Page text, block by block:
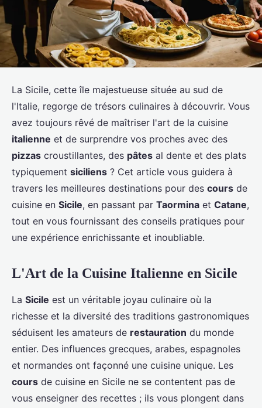
La Sicile, cette île majestueuse située au sud de
l'Italie, regorge de trésors culinaires à découvrir. Vous
avez toujours rêvé de maîtriser l'art de la cuisine
italienne et de surprendre vos proches avec des
pizzas croustillantes, des pâtes al dente et des plats
typiquement siciliens ? Cet article vous guidera à
travers les meilleures destinations pour des cours de
cuisine en Sicile, en passant par Taormina et Catane,
tout en vous fournissant des conseils pratiques pour
une expérience enrichissante et inoubliable.
L'Art de la Cuisine Italienne en Sicile
La Sicile est un véritable joyau culinaire où la
richesse et la diversité des traditions gastronomiques
séduisent les amateurs de restauration du monde
entier. Des influences grecques, arabes, espagnoles
et normandes ont façonné une cuisine unique. Les
cours de cuisine en Sicile ne se contentent pas de
vous enseigner des recettes ; ils vous plongent dans